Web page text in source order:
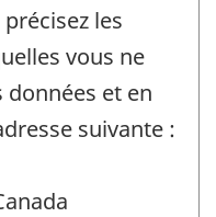
les
vous ne
données et en
suivante :